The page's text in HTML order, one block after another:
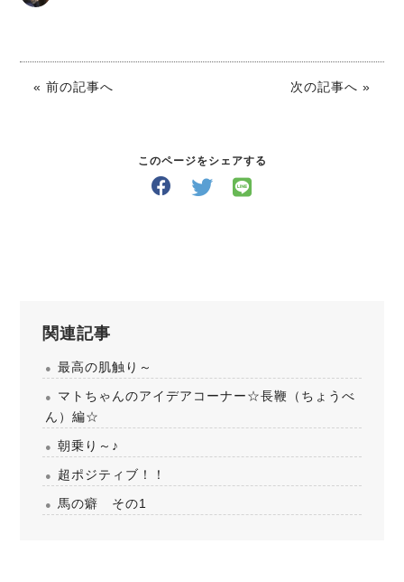
« 前の記事へ 次の記事へ »
このページをシェアする
関連記事
最高の肌触り～
マトちゃんのアイデアコーナー☆長鞭（ちょうべ
ん）編☆
朝乗り～♪
超ポジティブ！！
馬の癖 その1